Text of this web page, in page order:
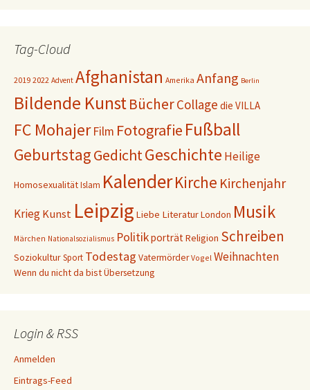
Tag-Cloud
2019 2022 Advent Afghanistan Amerika Anfang Berlin
Bildende KunstBücherCollage die VILLA
FC Mohajer Film Fotografie Fußball
GeburtstagGedichtGeschichte Heilige
HomosexualitätIslam KalenderKirche Kirchenjahr
Krieg Kunst Leipzig Liebe LiteraturLondon Musik
Märchen Nationalsozialismus PolitikporträtReligion Schreiben
SoziokulturSport Todestag Vatermörder Vogel Weihnachten
Wenn du nicht da bistÜbersetzung
Login & RSS
Anmelden
Eintrags-Feed